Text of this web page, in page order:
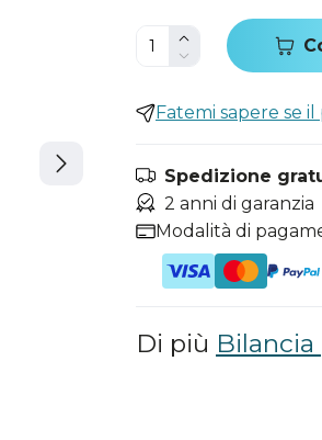
Fatemi sapere se
Spedizione
2 anni di garanzia
Modalità di
Di più Bilancia